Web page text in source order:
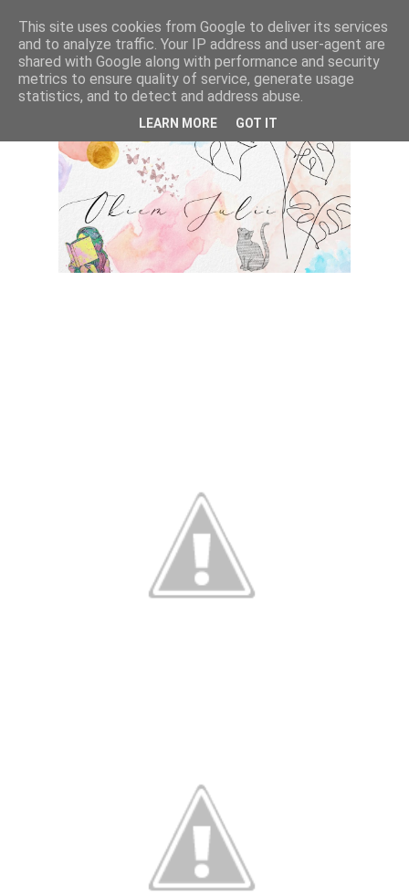
This site uses cookies from Google to deliver its services
and to analyze traffic. Your IP address and user-agent are
shared with Google along with performance and security
metrics to ensure quality of service, generate usage
statistics, and to detect and address abuse.
LEARN MORE GOT IT